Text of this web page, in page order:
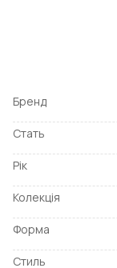
Бренд
Стать
Рік
Колекція
Форма
Стиль